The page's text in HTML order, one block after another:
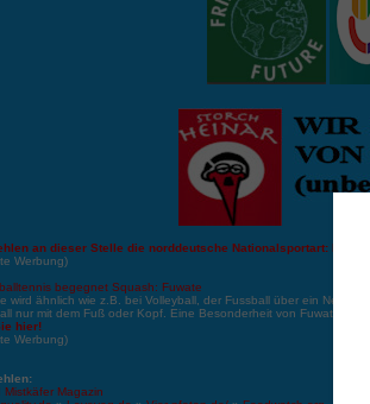
an dieser Stelle die norddeutsche Nationalsportart:
Werbung)
begegnet Squash: Fuwate
wird ähnlich wie z.B. bei Volleyball, der Fussball über ein Netz
nur mit dem Fuß oder Kopf. Eine Besonderheit von Fuwate ist,
hier!
Werbung)
Mistkäfer Magazin